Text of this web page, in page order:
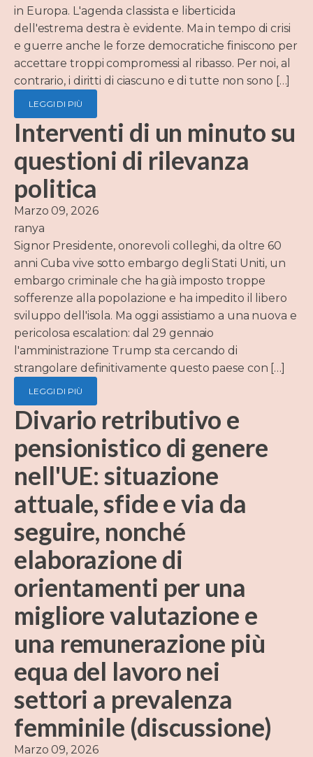
in Europa. L'agenda classista e liberticida
dell'estrema destra è evidente. Ma in tempo di crisi
e guerre anche le forze democratiche finiscono per
accettare troppi compromessi al ribasso. Per noi, al
contrario, i diritti di ciascuno e di tutte non sono […]
LEGGI DI PIÙ
Interventi di un minuto su
questioni di rilevanza
politica
Marzo 09, 2026
ranya
Signor Presidente, onorevoli colleghi, da oltre 60
anni Cuba vive sotto embargo degli Stati Uniti, un
embargo criminale che ha già imposto troppe
sofferenze alla popolazione e ha impedito il libero
sviluppo dell'isola. Ma oggi assistiamo a una nuova e
pericolosa escalation: dal 29 gennaio
l'amministrazione Trump sta cercando di
strangolare definitivamente questo paese con […]
LEGGI DI PIÙ
Divario retributivo e
pensionistico di genere
nell'UE: situazione
attuale, sfide e via da
seguire, nonché
elaborazione di
orientamenti per una
migliore valutazione e
una remunerazione più
equa del lavoro nei
settori a prevalenza
femminile (discussione)
Marzo 09, 2026